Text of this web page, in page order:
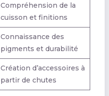
Compréhension de la
cuisson et finitions
Connaissance des
pigments et durabilité
Création d’accessoires à
partir de chutes